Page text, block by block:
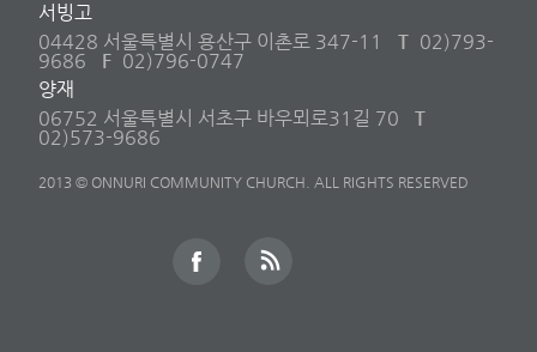
서빙고
04428 서울특별시 용산구 이촌로 347-11
T 02)793-
9686
F 02)796-0747
양재
06752 서울특별시 서초구 바우뫼로31길 70
T
02)573-9686
2013 © ONNURI COMMUNITY CHURCH. ALL RIGHTS RESERVED